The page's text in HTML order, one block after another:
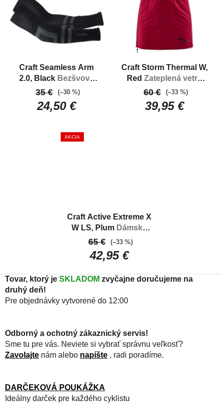
Tovar, ktorý je SKLADOM zvyčajne doručujeme na
druhý deň!
Pre objednávky vytvorené do 12:00
Odborný a ochotný zákaznický servis!
Sme tu pre vás. Neviete si vybrať správnu veľkosť?
Zavolajte nám alebo napíšte , radi poradíme.
DARČEKOVÁ POUKÁŽKA
Ideálny darček pre každého cyklistu
Craft Seamless Arm
2.0, Black Bezšvové
návleky na ruky
24,50 €
35 € (–30 %)
Craft Storm Thermal W,
Red Zateplená vetru
odolná sukňa
39,95 €
60 € (–33 %)
AKCIA
Craft Active Extreme X
W LS, Plum Dámska
funkčná bielizeň pre
intenzívnu aktivitu
42,95 €
65 € (–33 %)